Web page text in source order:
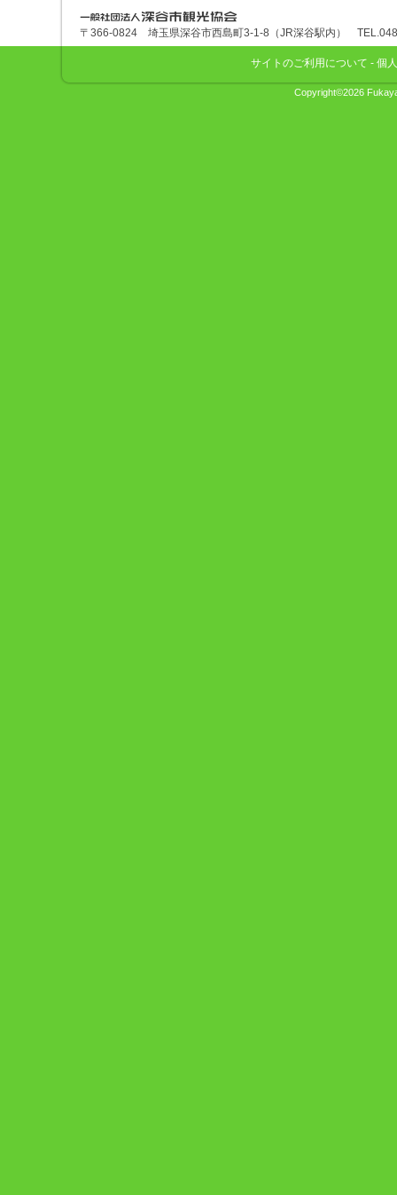
深谷市観光協会
〒366-0824 埼玉県深谷市西島町3-1-8（JR深谷駅内）
サイトのご利用について - 個
Copyright©2026